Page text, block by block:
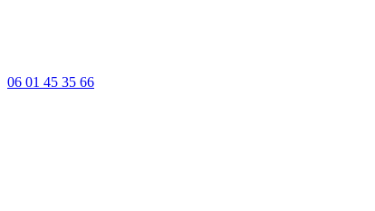
06 01 45 35 66